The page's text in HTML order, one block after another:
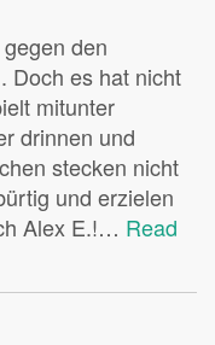
den
Doch es hat nicht
mitunter
drinnen und
stecken nicht
und erzielen
Alex E.!… Read